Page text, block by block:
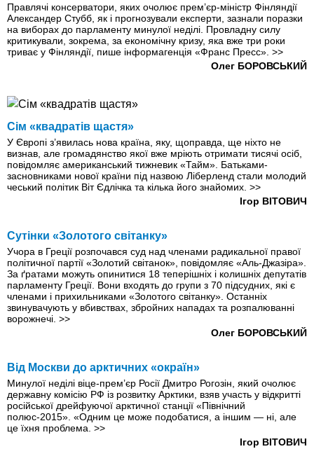
Правлячі консерватори, яких очолює прем’єр-міністр Фінляндії
Александер Стубб, як і прогнозували експерти, зазнали поразки
на виборах до парламенту минулої неділі. Провладну силу
критикували, зокрема, за економічну кризу, яка вже три роки
триває у Фінляндії, пише інформагенція «Франс Пресс». >>
Олег БОРОВСЬКИЙ
Сім «квадратів щастя»
У Європі з’явилась нова країна, яку, щоправда, ще ніхто не
визнав, але громадянство якої вже мріють отримати тисячі осіб,
повідомляє американський тижневик «Тайм». Батьками-
засновниками нової країни під назвою Ліберленд стали молодий
чеський політик Віт Єдлічка та кілька його знайомих. >>
Ігор ВІТОВИЧ
Сутінки «Золотого світанку»
Учора в Греції розпочався суд над членами радикальної правої
політичної партії «Золотий світанок», повідомляє «Аль-Джазіра».
За ґратами можуть опинитися 18 теперішніх і колишніх депутатів
парламенту Греції. Вони входять до групи з 70 підсудних, які є
членами і прихильниками «Золотого світанку». Останніх
звинувачують у вбивствах, збройних нападах та розпалюванні
ворожнечі. >>
Олег БОРОВСЬКИЙ
Від Москви до арктичних «окраїн»
Минулої неділі віце-прем’єр Росії Дмитро Рогозін, який очолює
державну комісію РФ із розвитку Арктики, взяв участь у відкритті
російської дрейфуючої арктичної станції «Північний
полюс-2015». «Одним це може подобатися, а іншим — ні, але
це їхня проблема. >>
Ігор ВІТОВИЧ